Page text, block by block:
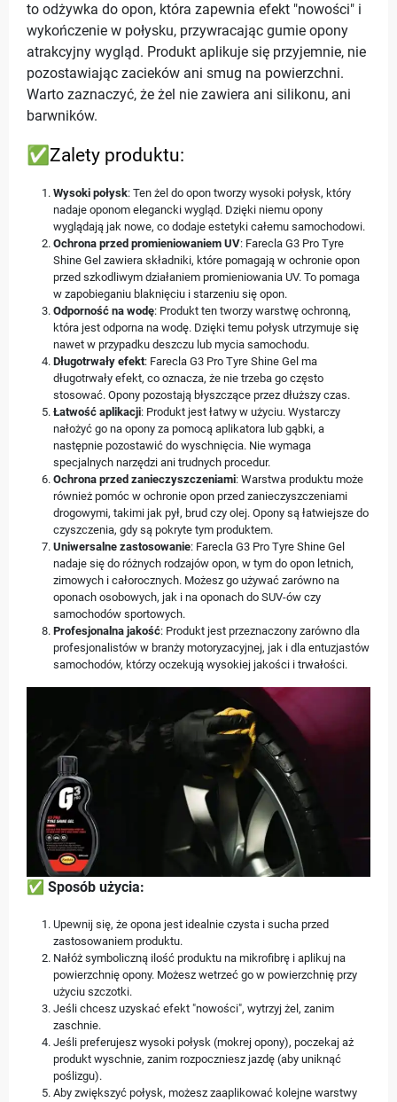
to odżywka do opon, która zapewnia efekt "nowości" i
wykończenie w połysku, przywracając gumie opony
atrakcyjny wygląd. Produkt aplikuje się przyjemnie, nie
pozostawiając zacieków ani smug na powierzchni.
Warto zaznaczyć, że żel nie zawiera ani silikonu, ani
barwników.
✅Zalety produktu:
Wysoki połysk: Ten żel do opon tworzy wysoki połysk, który
nadaje oponom elegancki wygląd. Dzięki niemu opony
wyglądają jak nowe, co dodaje estetyki całemu samochodowi.
Ochrona przed promieniowaniem UV: Farecla G3 Pro Tyre
Shine Gel zawiera składniki, które pomagają w ochronie opon
przed szkodliwym działaniem promieniowania UV. To pomaga
w zapobieganiu blaknięciu i starzeniu się opon.
Odporność na wodę: Produkt ten tworzy warstwę ochronną,
która jest odporna na wodę. Dzięki temu połysk utrzymuje się
nawet w przypadku deszczu lub mycia samochodu.
Długotrwały efekt: Farecla G3 Pro Tyre Shine Gel ma
długotrwały efekt, co oznacza, że nie trzeba go często
stosować. Opony pozostają błyszczące przez dłuższy czas.
Łatwość aplikacji: Produkt jest łatwy w użyciu. Wystarczy
nałożyć go na opony za pomocą aplikatora lub gąbki, a
następnie pozostawić do wyschnięcia. Nie wymaga
specjalnych narzędzi ani trudnych procedur.
Ochrona przed zanieczyszczeniami: Warstwa produktu może
również pomóc w ochronie opon przed zanieczyszczeniami
drogowymi, takimi jak pył, brud czy olej. Opony są łatwiejsze do
czyszczenia, gdy są pokryte tym produktem.
Uniwersalne zastosowanie: Farecla G3 Pro Tyre Shine Gel
nadaje się do różnych rodzajów opon, w tym do opon letnich,
zimowych i całorocznych. Możesz go używać zarówno na
oponach osobowych, jak i na oponach do SUV-ów czy
samochodów sportowych.
Profesjonalna jakość: Produkt jest przeznaczony zarówno dla
profesjonalistów w branży motoryzacyjnej, jak i dla entuzjastów
samochodów, którzy oczekują wysokiej jakości i trwałości.
✅ Sposób użycia:
Upewnij się, że opona jest idealnie czysta i sucha przed
zastosowaniem produktu.
Nałóż symboliczną ilość produktu na mikrofibrę i aplikuj na
powierzchnię opony. Możesz wetrzeć go w powierzchnię przy
użyciu szczotki.
Jeśli chcesz uzyskać efekt "nowości", wytrzyj żel, zanim
zaschnie.
Jeśli preferujesz wysoki połysk (mokrej opony), poczekaj aż
produkt wyschnie, zanim rozpoczniesz jazdę (aby uniknąć
poślizgu).
Aby zwiększyć połysk, możesz zaaplikować kolejne warstwy